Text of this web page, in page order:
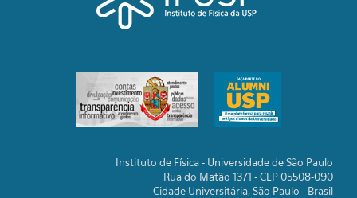
Instituto de Física - Universidade de São Paulo
Rua do Matão 1371 - CEP 05508-090
Cidade Universitária, São Paulo - Brasil